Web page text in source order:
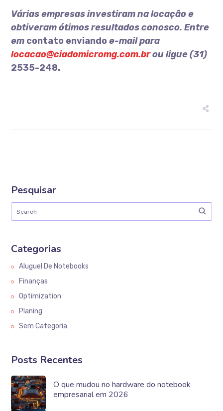
Várias empresas investiram na locação e
obtiveram ótimos resultados conosco. Entre
em contato enviandoe-mail para
locacao@ciadomicromg.com.brou ligue (31)
2535-248.
Pesquisar
Categorias
Aluguel De Notebooks
Finanças
Optimization
Planing
Sem Categoria
Posts Recentes
O que mudou no hardware do notebook
empresarial em 2026